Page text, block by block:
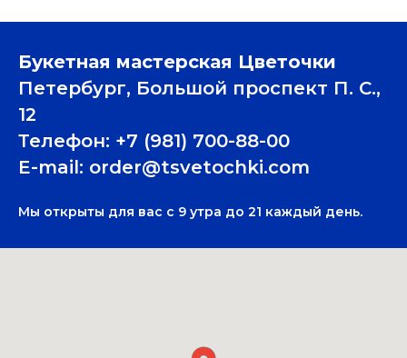
Букетная мастерская Цветочки
Петербург, Большой проспект П. C.,
12
Телефон: +7 (981) 700-88-00
E-mail: order@tsvetochki.com
Мы открыты для вас с 9 утра до 21 каждый день.